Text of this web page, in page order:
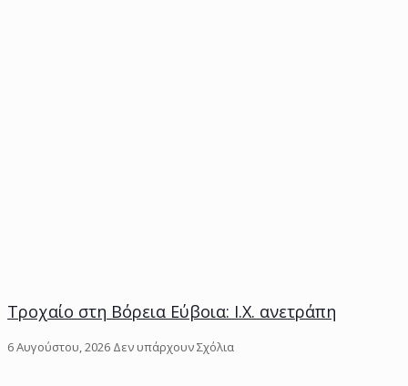
Τροχαίο στη Βόρεια Εύβοια: Ι.Χ. ανετράπη
6 Αυγούστου, 2026 Δεν υπάρχουν Σχόλια